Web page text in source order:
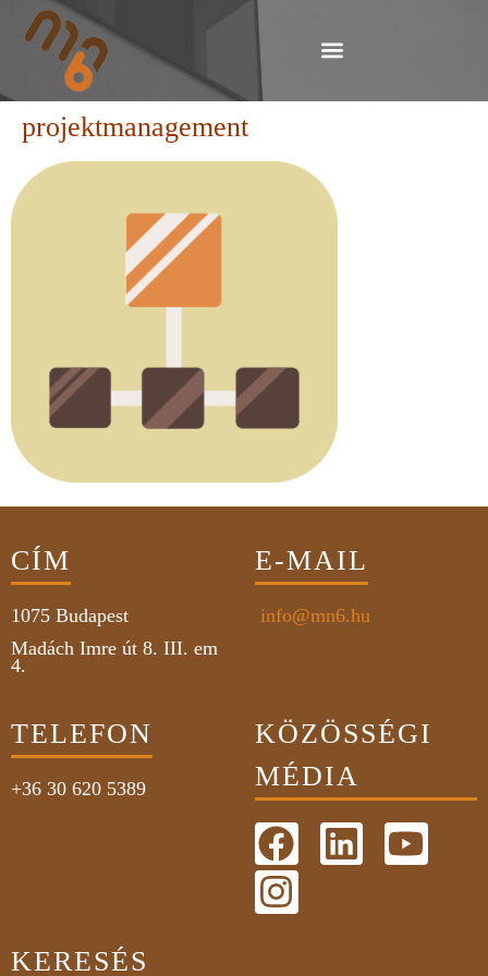
projektmanagement
CÍM
1075 Budapest
Madách Imre út 8. III. em
4.
E-MAIL
info@mn6.hu
TELEFON
+36 30 620 5389
KÖZÖSSÉGI
MÉDIA
KERESÉS